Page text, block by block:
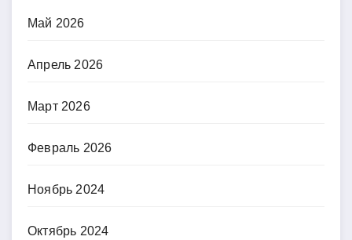
Май 2026
Апрель 2026
Март 2026
Февраль 2026
Ноябрь 2024
Октябрь 2024